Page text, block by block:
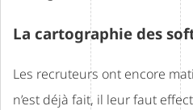
La cartographie des
Les recruteurs ont encore
n’est déjà fait, il leur faut